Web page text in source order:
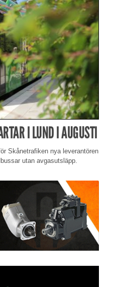
I LUND I AUGUSTI
Skånetrafiken nya leverantören
utan avgasutsläpp.